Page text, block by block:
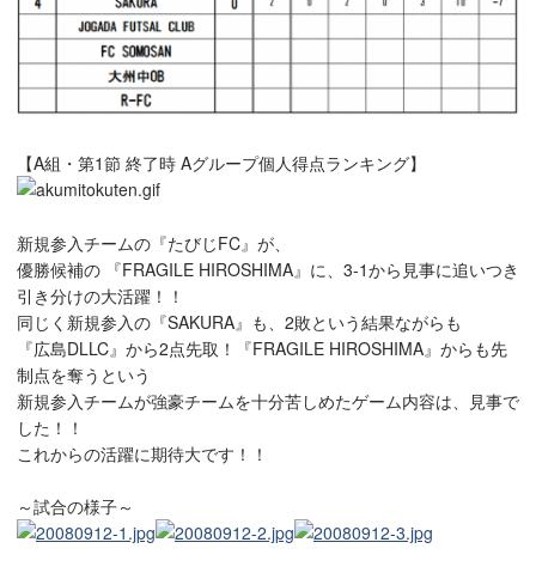
【A組・第1節 終了時 Aグループ個人得点ランキング】
新規参入チームの『たびじFC』が、
優勝候補の 『FRAGILE HIROSHIMA』に、3-1から見事に追いつき
引き分けの大活躍！！
同じく新規参入の『SAKURA』も、2敗という結果ながらも
『広島DLLC』から2点先取！『FRAGILE HIROSHIMA』からも先
制点を奪うという
新規参入チームが強豪チームを十分苦しめたゲーム内容は、見事で
した！！
これからの活躍に期待大です！！
～試合の様子～